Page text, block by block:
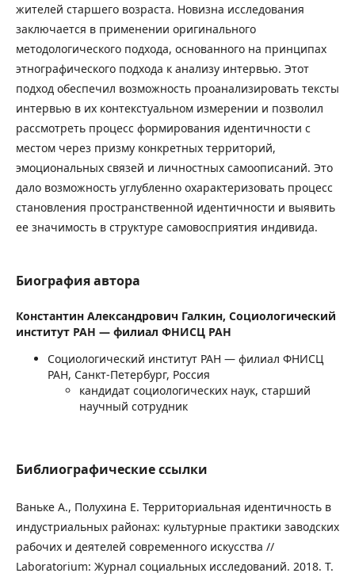
жителей старшего возраста. Новизна исследования
заключается в применении оригинального
методологического подхода, основанного на принципах
этнографического подхода к анализу интервью. Этот
подход обеспечил возможность проанализировать тексты
интервью в их контекстуальном измерении и позволил
рассмотреть процесс формирования идентичности с
местом через призму конкретных территорий,
эмоциональных связей и личностных самоописаний. Это
дало возможность углубленно охарактеризовать процесс
становления пространственной идентичности и выявить
ее значимость в структуре самовосприятия индивида.
Биография автора
Константин Александрович Галкин, Социологический
институт РАН — филиал ФНИСЦ РАН
Социологический институт РАН — филиал ФНИСЦ
РАН, Санкт-Петербург, Россия
кандидат социологических наук, старший
научный сотрудник
Библиографические ссылки
Ваньке А., Полухина Е. Территориальная идентичность в
индустриальных районах: культурные практики заводских
рабочих и деятелей современного искусства //
Laboratorium: Журнал социальных исследований. 2018. Т.